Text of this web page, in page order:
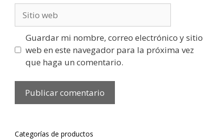
web
Guardar mi nombre, correo electrónico y sitio
web en este navegador para la próxima vez
que haga un comentario.
Categorías de productos